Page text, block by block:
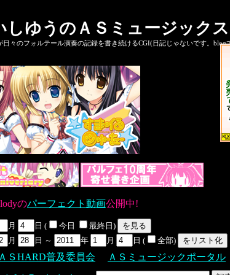
しゆうのＡＳミュージック
日々のフォルテール演奏の記録を書き続けるCGI(日記じゃないです。blog
のパーフェクト動画公開中!
月 日 ( 今日
最終日)
月 日 ～ 年 月 日 ( 全部)
ＡＳHARD普及委員会 ＡＳミュージックポータル